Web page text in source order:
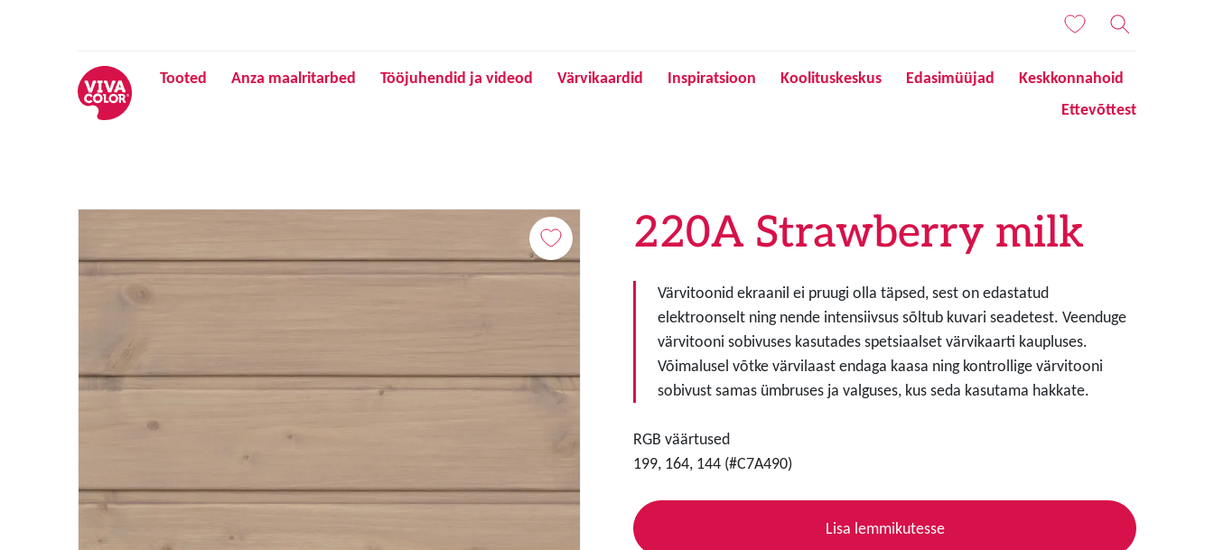
Tooted Anza maalritarbed Tööjuhendid ja videod Värvikaardid Inspiratsioon Koolituskeskus Edasimüüjad
Keskkonnahoid
Ettevõttest
220A Strawberry milk
Värvitoonid ekraanil ei pruugi olla täpsed, sest on edastatud
elektroonselt ning nende intensiivsus sõltub kuvari seadetest. Veenduge
värvitooni sobivuses kasutades spetsiaalset värvikaarti kaupluses.
Võimalusel võtke värvilaast endaga kaasa ning kontrollige värvitooni
sobivust samas ümbruses ja valguses, kus seda kasutama hakkate.
RGB väärtused
199, 164, 144 (#C7A490)
Lisa lemmikutesse